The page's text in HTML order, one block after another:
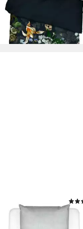
Werktagen bei dir
Jule